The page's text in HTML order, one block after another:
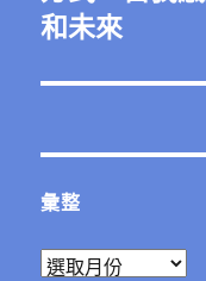
篇
章:
和未來
彙整
彙